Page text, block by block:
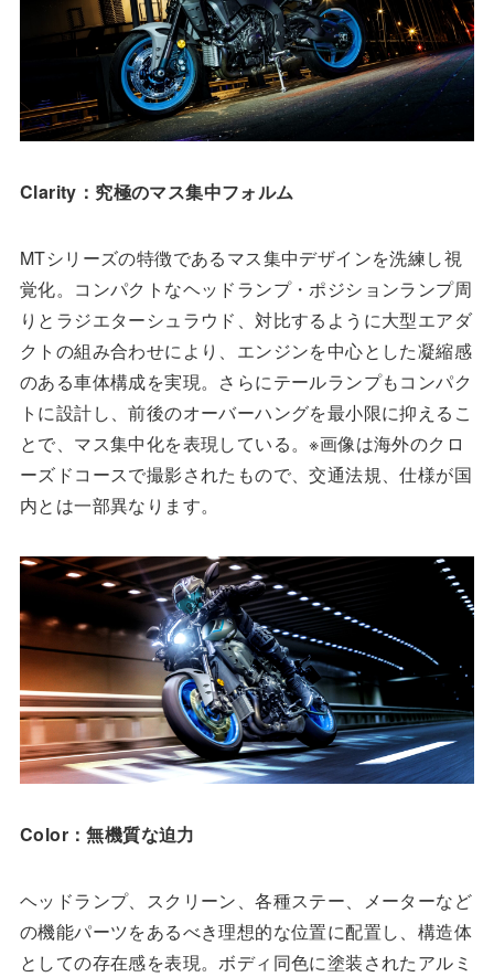
Clarity：究極のマス集中フォルム
MTシリーズの特徴であるマス集中デザインを洗練し視
覚化。コンパクトなヘッドランプ・ポジションランプ周
りとラジエターシュラウド、対比するように大型エアダ
クトの組み合わせにより、エンジンを中心とした凝縮感
のある車体構成を実現。さらにテールランプもコンパク
トに設計し、前後のオーバーハングを最小限に抑えるこ
とで、マス集中化を表現している。※画像は海外のクロ
ーズドコースで撮影されたもので、交通法規、仕様が国
内とは一部異なります。
Color：無機質な迫力
ヘッドランプ、スクリーン、各種ステー、メーターなど
の機能パーツをあるべき理想的な位置に配置し、構造体
としての存在感を表現。ボディ同色に塗装されたアルミ